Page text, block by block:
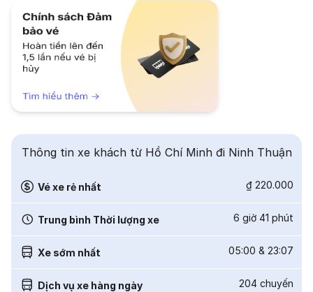
Thông tin xe khách từ Hồ Chí Minh đi Ninh Thuận
Vé xe rẻ nhất ₫ 220.000
Trung bình Thời lượng xe 6 giờ 41 phút
Xe sớm nhất 05:00 & 23:07
Dịch vụ xe hàng ngày 204 chuyến